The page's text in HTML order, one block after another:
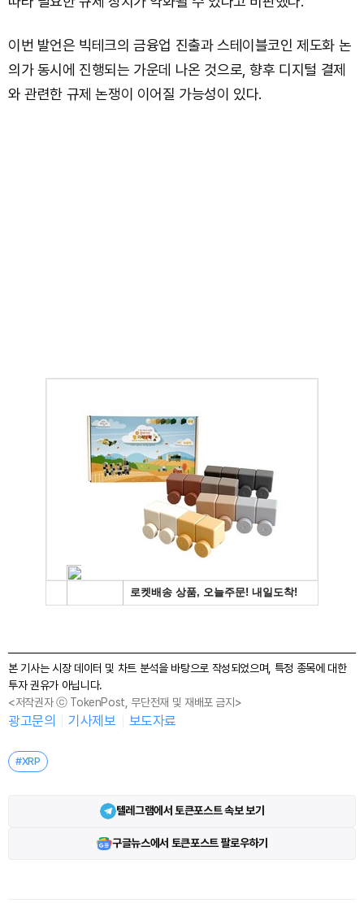
이번 발언은 빅테크의 금융업 진출과 스테이블코인 제도화 논
의가 동시에 진행되는 가운데 나온 것으로, 향후 디지털 결제
와 관련한 규제 논쟁이 이어질 가능성이 있다.
본 기사는 시장 데이터 및 차트 분석을 바탕으로 작성되었으며, 특정 종목에 대한
투자 권유가 아닙니다.
<저작권자 ⓒ TokenPost, 무단전재 및 재배포 금지>
광고문의 기사제보 보도자료
#XRP
텔레그램에서 토큰포스트 속보 보기
구글뉴스에서 토큰포스트 팔로우하기